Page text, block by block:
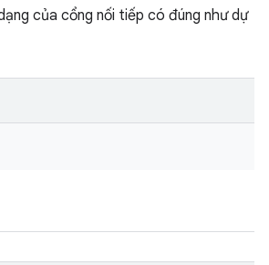
của cổng nối tiếp có đúng như dự